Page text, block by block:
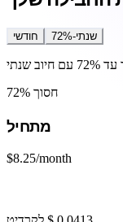
חודשי שנתי-72%
חיוב שנתי
חסוך 72%
מתחיל
$8.25/month